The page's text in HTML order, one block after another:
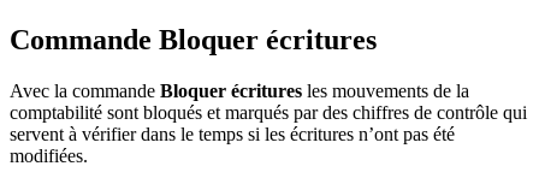
Commande Bloquer écritures
Avec la commande Bloquer écritures les mouvements de la
comptabilité sont bloqués et marqués par des chiffres de contrôle qui
servent à vérifier dans le temps si les écritures n’ont pas été
modifiées.